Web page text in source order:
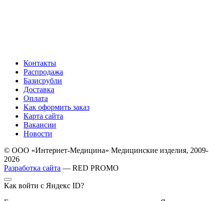
Контакты
Распродажа
Базисрубли
Доставка
Оплата
Как оформить заказ
Карта сайта
Вакансии
Новости
© ООО «Интернет-Медицина» Медицинские изделия, 2009-
2026
Разработка сайта — RED PROMO
Как войти с Яндекс ID?